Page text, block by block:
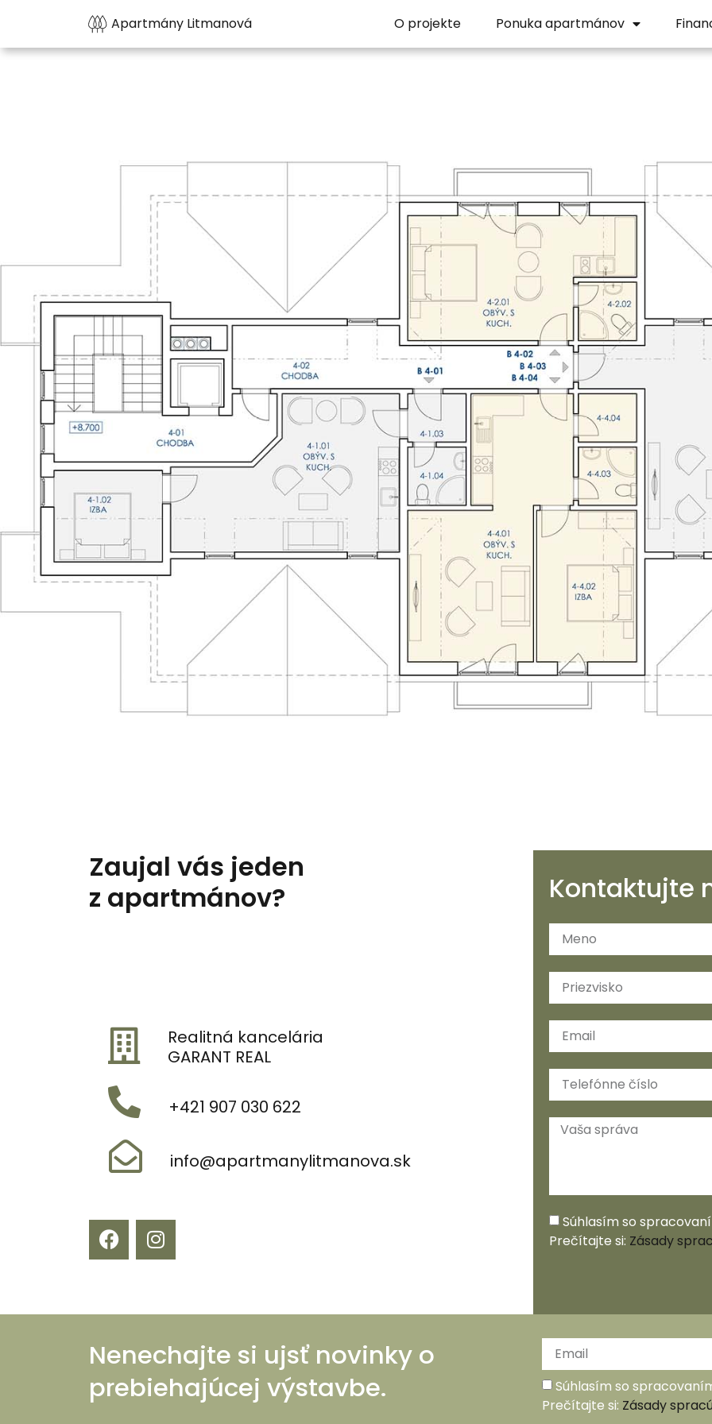
Apartmány Litmanová O projekte Ponuka apartmánov
Zaujal vás jeden
z apartmánov?
Realitná kancelária
GARANT REAL
+421 907 030 622
info@apartmanylitmanova.sk
Kontaktujte
Súhlasím so
Prečítajte si: Zásady
Nenechajte si ujsť novinky o
prebiehajúcej výstavbe.
Súhlasím so
Prečítajte si: Zásady